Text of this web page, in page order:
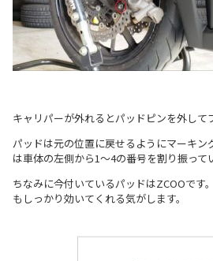
キャリパーが外れるとパッドピンを外して
パッドは元の位置に戻せるようにマーキン
は車体の左側から1～4の番号を割り振って
ちなみに今付いているパッドはZCOOです
もしっかり効いてくれる気がします。